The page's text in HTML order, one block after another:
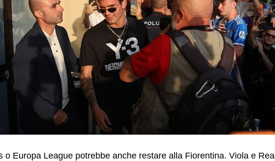
o Europa League potrebbe anche restare alla Fiorentina. Viola e Real